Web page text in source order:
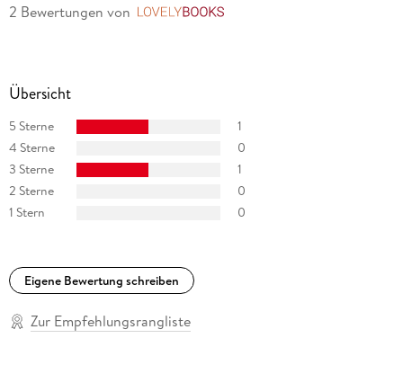
2 Bewertungen von
Übersicht
5 Sterne
1
4 Sterne
0
3 Sterne
1
2 Sterne
0
1 Stern
0
Eigene Bewertung schreiben
Zur Empfehlungsrangliste